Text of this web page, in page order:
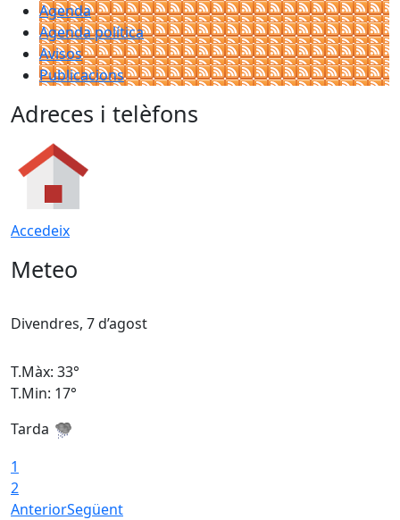
Agenda
Agenda política
Avisos
Publicacions
Adreces i telèfons
Accedeix
Meteo
Divendres, 7 d’agost
T.Màx: 33°
T.Min: 17°
Tarda
1
2
AnteriorSegüent